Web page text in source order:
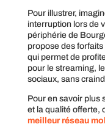
Pour illustrer,
interruption lors de
périphérie de
propose des
qui permet de
pour le streaming,
sociaux, sans
Pour en savoir plus
et la qualité offerte,
meilleur réseau